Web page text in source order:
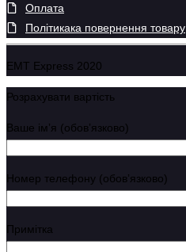
Оплата
Політикака повернення товару
EMT Express 2020
Розрахувати вартість
Ваше імʼя (обовʼязково)
Номер телефону (обовʼязково)
Примітка